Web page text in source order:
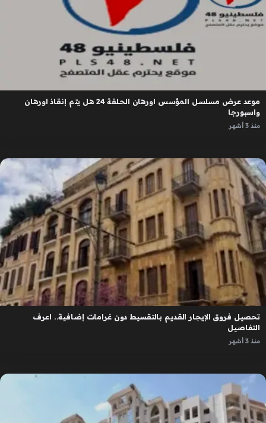
موعد عرض مسلسل المؤسس اورهان الحلقة 24 هل يتم إنقاذ اورهان
واسبورجا
منذ 3 أشهر
تحصيل فروق الإيجار القديم بالتقسيط دون غرامات إضافية.. اعرف
التفاصيل
منذ 3 أشهر